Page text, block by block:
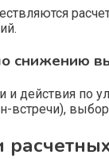
снижению
и действия по
встречи),